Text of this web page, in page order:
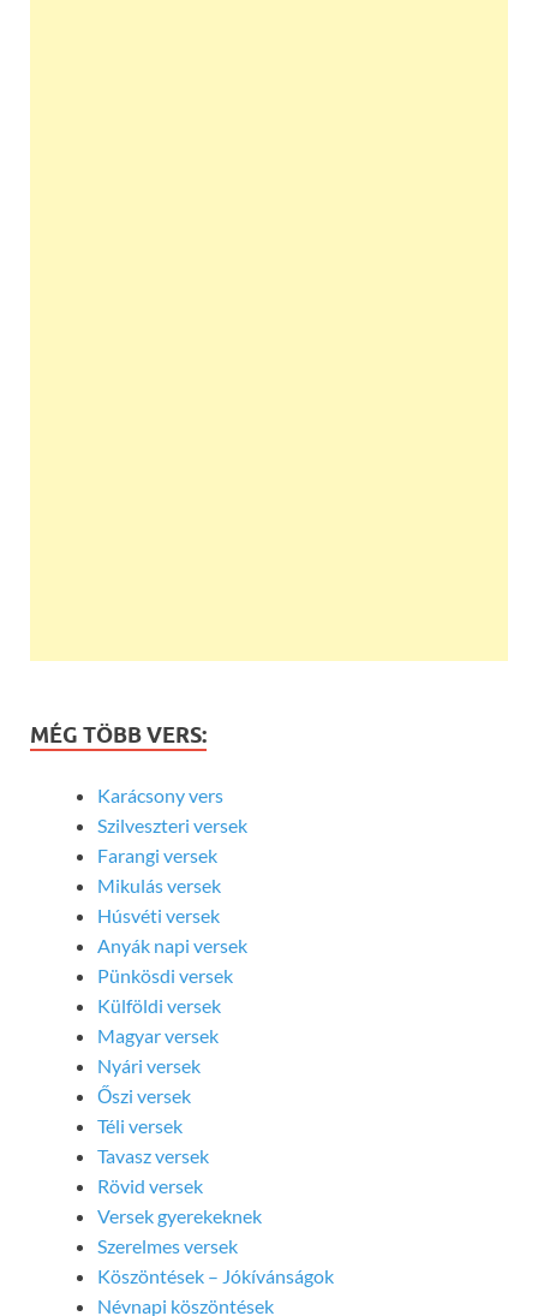
MÉG TÖBB VERS:
Karácsony vers
Szilveszteri versek
Farangi versek
Mikulás versek
Húsvéti versek
Anyák napi versek
Pünkösdi versek
Külföldi versek
Magyar versek
Nyári versek
Őszi versek
Téli versek
Tavasz versek
Rövid versek
Versek gyerekeknek
Szerelmes versek
Köszöntések – Jókívánságok
Névnapi köszöntések